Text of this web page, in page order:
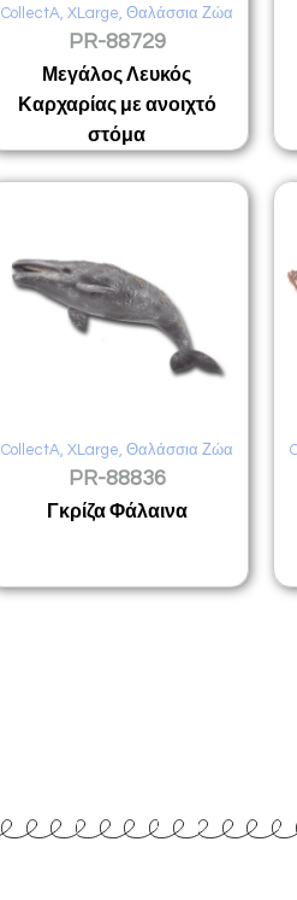
CollectA XLarge Θαλάσσια Ζώα
PR-88729
Μεγάλος Λευκός
Καρχαρίας με ανοιχτό
στόμα
CollectA XLarge Θαλάσσια Ζώα
PR-88836
Γκρίζα Φάλαινα